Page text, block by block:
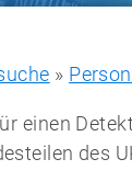
»
einen
des